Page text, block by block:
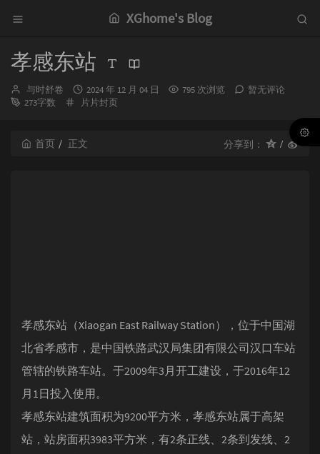
XGhome's Blog
孝感东站
博
主：
与时舒卷
发
布
2024 年 12 月 04 日 795 次浏览
暂无评论
273字数
分
片片封页
首页 正文 分享到：
孝感东站（Xiaogan East Railway Station），位于中国湖
北省孝感市，是中国铁路武汉局集团有限公司汉口车站
管辖的铁路车站。于2009年3月开工建设，于2016年12
月1日投入使用。
孝感东站建筑面积为9200平方米，孝感东站属于高架
站，站房面积3983平方米，有2条正线、2条到发线、2